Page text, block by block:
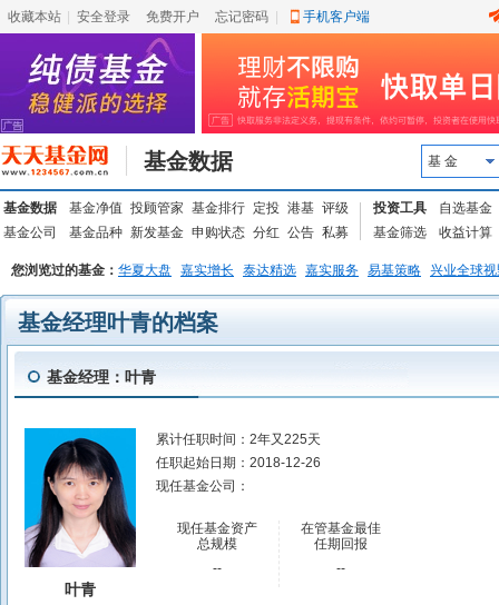
收藏本站 安全登录 免费开户 忘记密码 手机客户端
基金数据 基 金
基金数据 基金净值 投顾管家 基金排行 定投 港基 评级
基金公司
基金品种 新发基金 申购状态 分红 公告 私募
投资工具
自选基金
基金筛选
收益计算
您浏览过的基金： 华夏大盘 嘉实增长 泰达精选 嘉实服务 易基策略 兴业全球
基金经理叶青的档案
基金经理：叶青
叶青
累计任职时间： 2年又225天
任职起始日期： 2018-12-26
现任基金公司：
现任基金资产
总规模
--
在管基金最佳
任期回报
--